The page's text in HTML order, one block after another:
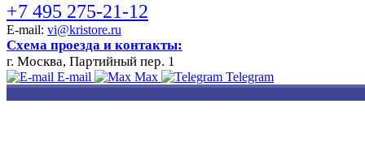
+7 495 275-21-12
E-mail: vi@kristore.ru
Схема проезда и контакты:
г. Москва, Партийный пер. 1
E-mail Max Telegram